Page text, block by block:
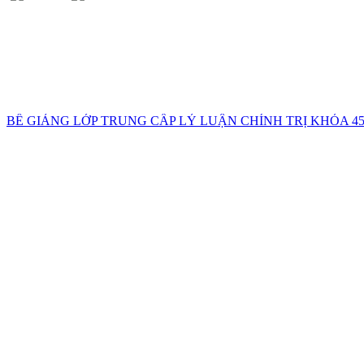
BẾ GIẢNG LỚP TRUNG CẤP LÝ LUẬN CHÍNH TRỊ KHÓA